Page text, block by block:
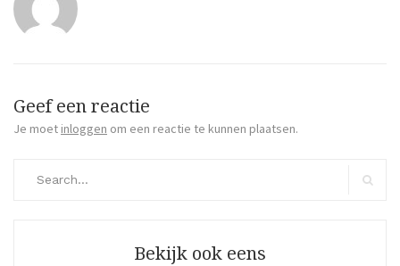
Geef een reactie
Je moet inloggen om een reactie te kunnen plaatsen.
Bekijk ook eens